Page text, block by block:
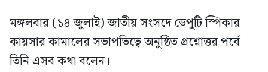
মঙ্গলবার (১৪ জুলাই) জাতীয় সংসদে ডেপুটি স্পিকার
কায়সার কামালের সভাপতিত্বে অনুষ্ঠিত প্রশ্নোত্তর পর্বে
তিনি এসব কথা বলেন।